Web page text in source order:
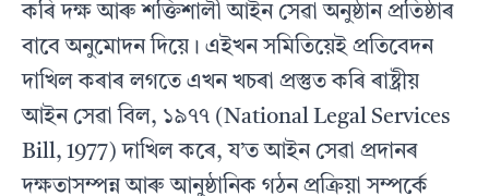
কৰি দক্ষ আৰু শক্তিশালী আইন সেৱা অনুষ্ঠান প্ৰতিষ্ঠাৰ
বাবে অনুমোদন দিয়ে। এইখন সমিতিয়েই প্ৰতিবেদন
দাখিল কৰাৰ লগতে এখন খচৰা প্ৰস্তুত কৰি ৰাষ্ট্ৰীয়
আইন সেৱা বিল, ১৯৭৭ (National Legal Services
Bill, 1977) দাখিল কৰে, য’ত আইন সেৱা প্ৰদানৰ
দক্ষতাসম্পন্ন আৰু আনুষ্ঠানিক গঠন প্ৰক্ৰিয়া সম্পৰ্কে